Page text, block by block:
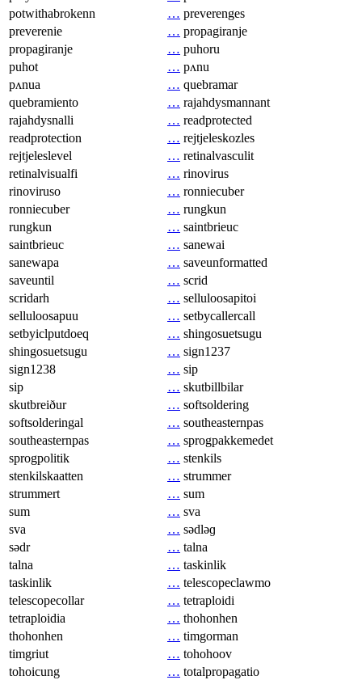
potwithabrokenn
… preverenges
preverenie
… propagiranje
propagiranje
… puhoru
puhot
… pʌnu
pʌnua
… quebramar
quebramiento
… rajahdysmannant
rajahdysnalli
… readprotected
readprotection
… rejtjeleskozles
rejtjeleslevel
… retinalvasculit
retinalvisualfi
… rinovirus
rinoviruso
… ronniecuber
ronniecuber
… rungkun
rungkun
… saintbrieuc
saintbrieuc
… sanewai
sanewapa
… saveunformatted
saveuntil
… scrid
scridarh
… selluloosapitoi
selluloosapuu
… setbycallercall
setbyiclputdoeq
… shingosuetsugu
shingosuetsugu
… sign1237
sign1238
… sip
sip
… skutbillbilar
skutbreiður
… softsoldering
softsolderingal
… southeasternpas
southeasternpas
… sprogpakkemedet
sprogpolitik
… stenkils
stenkilskaatten
… strummer
strummert
… sum
sum
… sva
sva
… sədləɡ
sədr
… talna
talna
… taskinlik
taskinlik
… telescopeclawmo
telescopecollar
… tetraploidi
tetraploidia
… thohonhen
thohonhen
… timgorman
timgriut
… tohohoov
tohoicung
… totalpropagatio